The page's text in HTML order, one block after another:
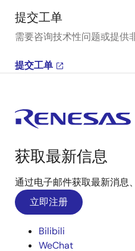
提交工单
需要咨询技术性问题或提供
提交工单
获取最新信息
通过电子邮件获取最新消息
立即注册
Bilibili
WeChat